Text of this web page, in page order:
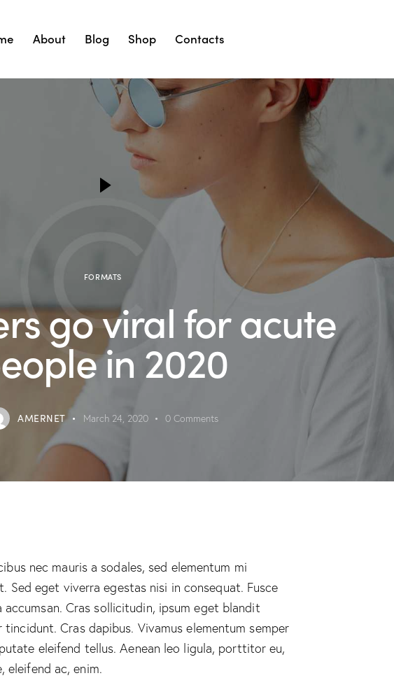
About Blog Shop Contacts
FORMATS
go viral for acute
in 2020
AMERNET March 24, 2020 0 Comments
nec mauris a sodales, sed elementum mi
Sed eget viverra egestas nisi in consequat. Fusce
accumsan. Cras sollicitudin, ipsum eget blandit
tincidunt. Cras dapibus. Vivamus elementum semper
eleifend tellus. Aenean leo ligula, porttitor eu,
eleifend ac, enim.